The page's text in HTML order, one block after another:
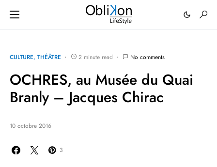
CULTURE THÉÂTRE 2 minute read No comments
OCHRES, au Musée du Quai
Branly – Jacques Chirac
10 octobre 2016
3